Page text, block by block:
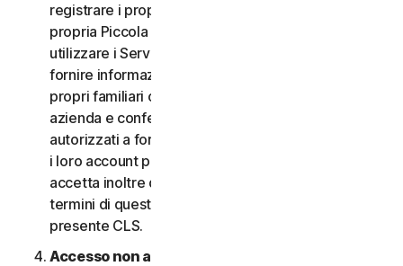
registrare i propri familiari, i dipendenti della
propria Piccola azienda o i propri dispositivi per
utilizzare i Servizi. In questo caso è necessario
fornire informazioni veritiere e accurate su di sé, i
propri familiari o i dipendenti della propria Piccola
azienda e confermare di essere debitamente
autorizzati a fornire tali informazioni e a monitorare
i loro account per loro conto. L’Utente
accetta inoltre di informare tali persone riguardo ai
termini di questo CLS e garantire la compliance al
presente CLS.
Accesso non autorizzato all’account